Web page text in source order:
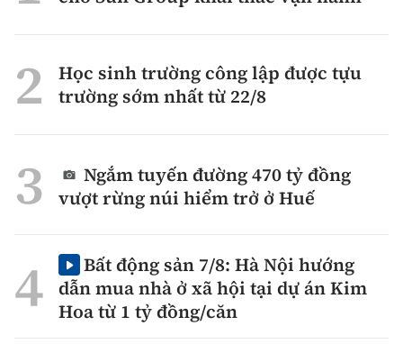
Học sinh trường công lập được tựu
trường sớm nhất từ 22/8
Ngắm tuyến đường 470 tỷ đồng
vượt rừng núi hiểm trở ở Huế
Bất động sản 7/8: Hà Nội hướng
dẫn mua nhà ở xã hội tại dự án Kim
Hoa từ 1 tỷ đồng/căn